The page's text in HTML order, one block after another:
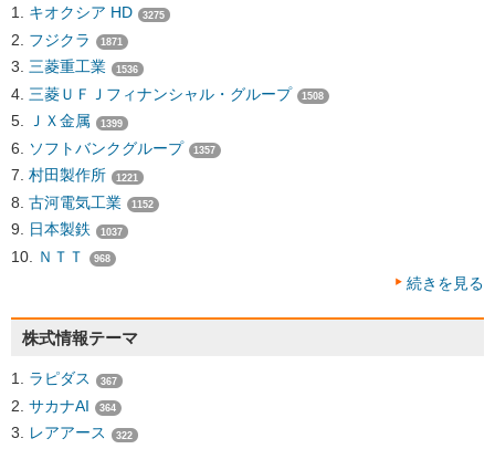
キオクシア HD 3275
フジクラ 1871
三菱重工業 1536
三菱ＵＦＪフィナンシャル・グループ 1508
ＪＸ金属 1399
ソフトバンクグループ 1357
村田製作所 1221
古河電気工業 1152
日本製鉄 1037
ＮＴＴ 968
続きを見る
株式情報テーマ
ラピダス 367
サカナAI 364
レアアース 322